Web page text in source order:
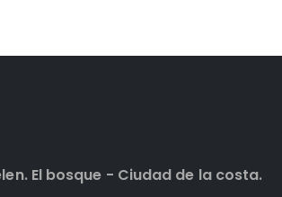
El bosque - Ciudad de la costa.